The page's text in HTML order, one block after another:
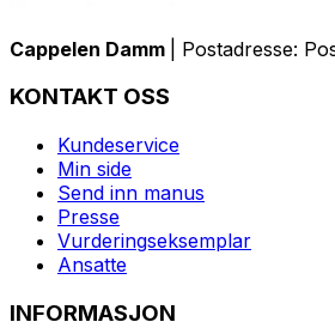
Cappelen Damm | Postadresse:
KONTAKT OSS
Kundeservice
Min side
Send inn manus
Presse
Vurderingseksemplar
Ansatte
INFORMASJON